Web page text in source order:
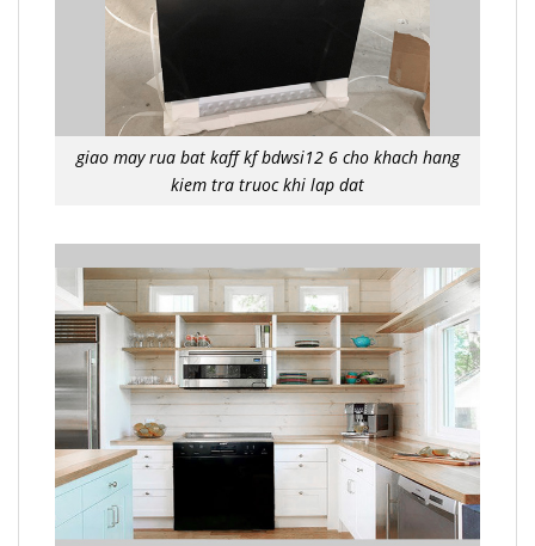
giao may rua bat kaff kf bdwsi12 6 cho khach hang
kiem tra truoc khi lap dat